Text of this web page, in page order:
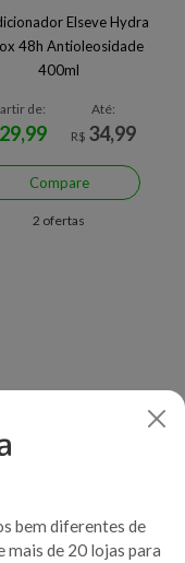
Elseve Hydra
48h Antioleosidade
400ml
de:
29,99
Até:
R$ 34,99
Compare
2 ofertas
bem diferentes de
mais de 20 lojas para